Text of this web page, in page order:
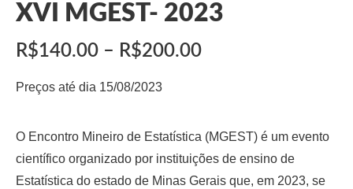
XVI MGEST- 2023
R$140.00 – R$200.00
Preços até dia 15/08/2023
O Encontro Mineiro de Estatística (MGEST) é um evento
científico organizado por instituições de ensino de
Estatística do estado de Minas Gerais que, em 2023, se